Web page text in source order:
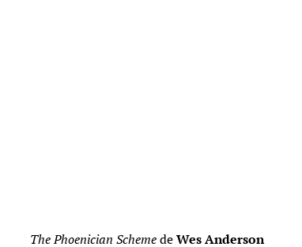
The Phoenician SchemedeWes Anderson